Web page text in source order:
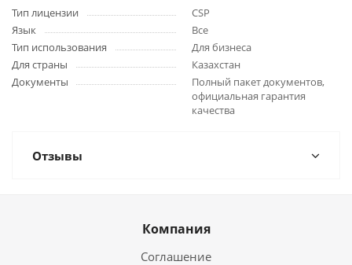
Тип лицензии
CSP
Язык
Все
Тип использования
Для бизнеса
Для страны
Казахстан
Документы
Полный пакет документов,
официальная гарантия
качества
Отзывы
Компания
Соглашение